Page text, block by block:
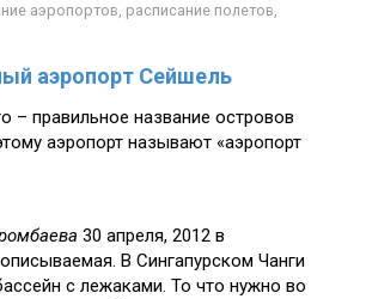
аэропортов, расписание полетов,
аэропорт Сейшель
– правильное название островов
аэропорт называют «аэропорт
30 апреля, 2012 в
В Сингапурском Чанги
с лежаками. То что нужно во